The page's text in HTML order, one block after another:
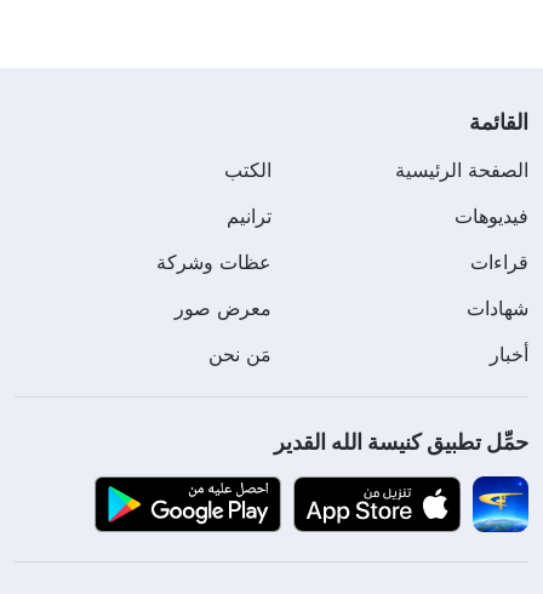
القائمة
الصفحة الرئيسية
الكتب
فيديوهات
ترانيم
قراءات
عظات وشركة
شهادات
معرض صور
أخبار
مَن نحن
حمِّل تطبيق كنيسة الله القدير